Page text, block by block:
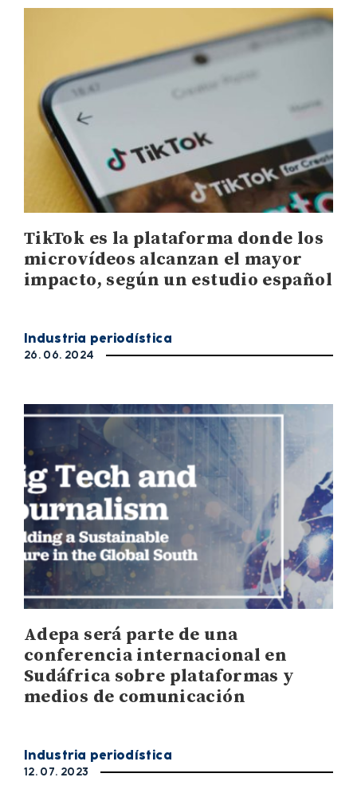
TikTok es la plataforma donde los
microvídeos alcanzan el mayor
impacto, según un estudio español
Industria periodística
26. 06. 2024
Adepa será parte de una
conferencia internacional en
Sudáfrica sobre plataformas y
medios de comunicación
Industria periodística
12. 07. 2023